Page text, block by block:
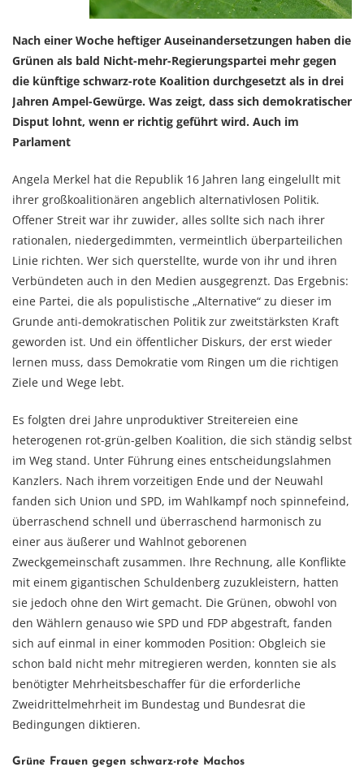
Nach einer Woche heftiger Auseinandersetzungen haben die
Grünen als bald Nicht-mehr-Regierungspartei mehr gegen
die künftige schwarz-rote Koalition durchgesetzt als in drei
Jahren Ampel-Gewürge. Was zeigt, dass sich demokratischer
Disput lohnt, wenn er richtig geführt wird. Auch im
Parlament
Angela Merkel hat die Republik 16 Jahren lang eingelullt mit
ihrer großkoalitionären angeblich alternativlosen Politik.
Offener Streit war ihr zuwider, alles sollte sich nach ihrer
rationalen, niedergedimmten, vermeintlich überparteilichen
Linie richten. Wer sich querstellte, wurde von ihr und ihren
Verbündeten auch in den Medien ausgegrenzt. Das Ergebnis:
eine Partei, die als populistische „Alternative“ zu dieser im
Grunde anti-demokratischen Politik zur zweitstärksten Kraft
geworden ist. Und ein öffentlicher Diskurs, der erst wieder
lernen muss, dass Demokratie vom Ringen um die richtigen
Ziele und Wege lebt.
Es folgten drei Jahre unproduktiver Streitereien eine
heterogenen rot-grün-gelben Koalition, die sich ständig selbst
im Weg stand. Unter Führung eines entscheidungslahmen
Kanzlers. Nach ihrem vorzeitigen Ende und der Neuwahl
fanden sich Union und SPD, im Wahlkampf noch spinnefeind,
überraschend schnell und überraschend harmonisch zu
einer aus äußerer und Wahlnot geborenen
Zweckgemeinschaft zusammen. Ihre Rechnung, alle Konflikte
mit einem gigantischen Schuldenberg zuzukleistern, hatten
sie jedoch ohne den Wirt gemacht. Die Grünen, obwohl von
den Wählern genauso wie SPD und FDP abgestraft, fanden
sich auf einmal in einer kommoden Position: Obgleich sie
schon bald nicht mehr mitregieren werden, konnten sie als
benötigter Mehrheitsbeschaffer für die erforderliche
Zweidrittelmehrheit im Bundestag und Bundesrat die
Bedingungen diktieren.
Grüne Frauen gegen schwarz-rote Machos